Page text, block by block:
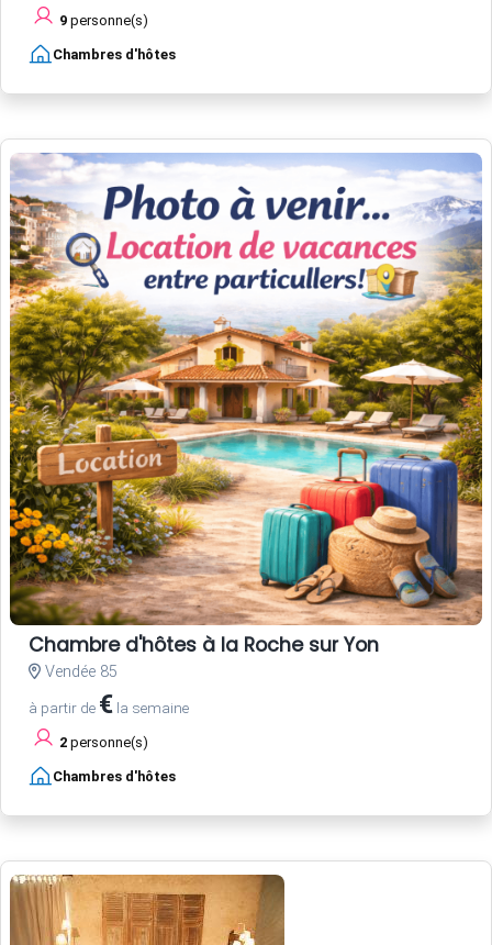
9 personne(s)
Chambres d'hôtes
Chambre d'hôtes à la Roche sur Yon
Vendée 85
à partir de € la semaine
2 personne(s)
Chambres d'hôtes